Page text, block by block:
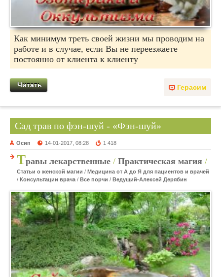
Как минимум треть своей жизни мы проводим на
работе и в случае, если Вы не переезжаете
постоянно от клиента к клиенту
Герасим
Читать
Сад трав по фэн-шуй - «Фэн-шуй»
Осип 14-01-2017, 08:28 1 418
Травы лекарственные / Практическая магия /
Статьи о женской магии / Медицина от А до Я для пациентов и врачей
/ Консультации врача / Все порчи / Ведущий-Алексей Дерябин